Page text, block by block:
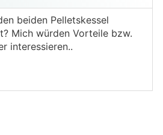
beiden Pelletskessel
Mich würden Vorteile bzw.
interessieren..